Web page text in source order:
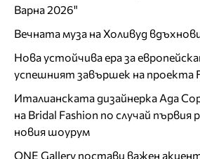
Варна 2026"
Вечната муза на Холивуд
Нова устойчива ера за
успешният завършек на проекта
Италианската дизайнерка Ада
на Bridal Fashion по случай първия
новия шоурум
ONE Gallery постави важен